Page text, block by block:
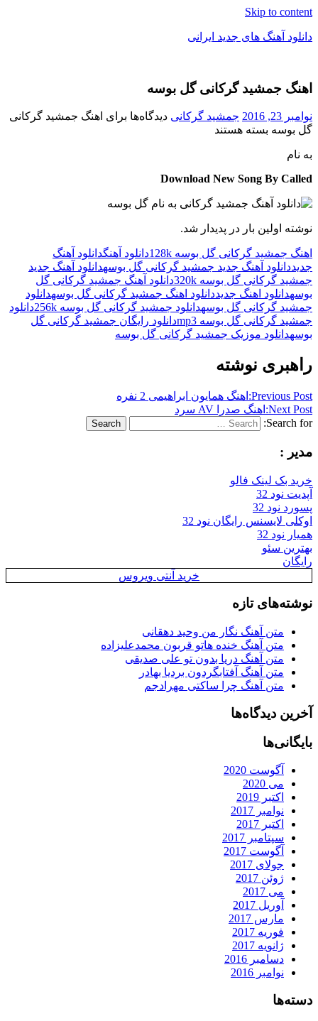
Skip to content
دانلود آهنگ های جدید ایرانی
فول
موزیک
اهنگ جمشید گرکانی گل بوسه
نوامبر 23, 2016 جمشید گرکانی دیدگاه‌ها برای اهنگ جمشید گرکانی
گل بوسه بسته هستند
به نام
Download New Song By Called
نوشته اولین بار در پدیدار شد.
اهنگ جمشید گرکانی گل بوسه 128k دانلود آهنگدانلود آهنگ
جدیددانلود آهنگ جدید جمشید گرکانی گل بوسهدانلود آهنگ جدید
جمشید گرکانی گل بوسه 320k
دانلود آهنگ جمشید گرکانی گل
بوسهدانلود اهنگ جدیددانلود اهنگ جمشید گرکانی گل بوسهدانلود
جمشید گرکانی گل بوسهدانلود جمشید گرکانی گل بوسه 256k
دانلود
جمشید گرکانی گل بوسه mp3
دانلود رایگان جمشید گرکانی گل
بوسهدانلود موزیک جمشید گرکانی گل بوسه
راهبری نوشته
Previous Post: اهنگ همایون ابراهیمی 2 نفره
Next Post: اهنگ صدرا AV سرد
Search for:
Search
مدیر :
خرید بک لینک فالو
آپدیت نود 32
پسورد نود 32
اوکلی لایسنس رایگان نود 32
همیار نود 32
بهترین سئو
رایگان
خرید آنتی ویروس
نوشته‌های تازه
متن آهنگ نگار من وحید دهقانی
متن آهنگ خنده هاتو قربون محمدعلیزاده
متن آهنگ دریا بدون تو علی صدیقی
متن آهنگ آفتابگردون بردیا بهادر
متن آهنگ چرا ساکتی مهرادجم
آخرین دیدگاه‌ها
بایگانی‌ها
آگوست 2020
می 2020
اکتبر 2019
نوامبر 2017
اکتبر 2017
سپتامبر 2017
آگوست 2017
جولای 2017
ژوئن 2017
می 2017
آوریل 2017
مارس 2017
فوریه 2017
ژانویه 2017
دسامبر 2016
نوامبر 2016
دسته‌ها